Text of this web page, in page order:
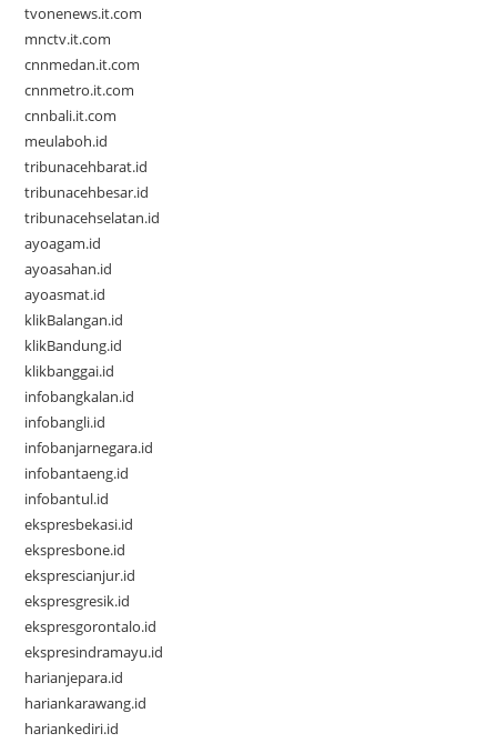
tvonenews.it.com
mnctv.it.com
cnnmedan.it.com
cnnmetro.it.com
cnnbali.it.com
meulaboh.id
tribunacehbarat.id
tribunacehbesar.id
tribunacehselatan.id
ayoagam.id
ayoasahan.id
ayoasmat.id
klikBalangan.id
klikBandung.id
klikbanggai.id
infobangkalan.id
infobangli.id
infobanjarnegara.id
infobantaeng.id
infobantul.id
ekspresbekasi.id
ekspresbone.id
eksprescianjur.id
ekspresgresik.id
ekspresgorontalo.id
ekspresindramayu.id
harianjepara.id
hariankarawang.id
hariankediri.id